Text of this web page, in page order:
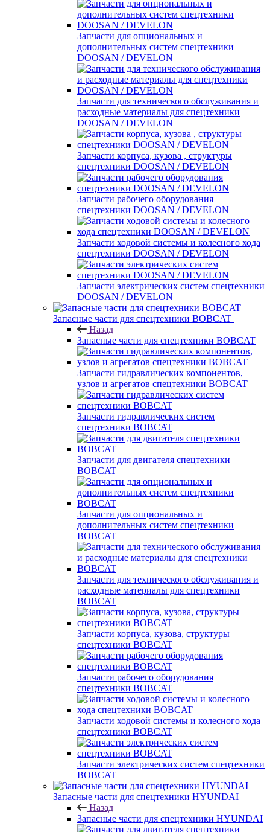
Запчасти для опциональных и
дополнительных систем спецтехники
DOOSAN / DEVELON
Запчасти для технического обслуживания и
расходные материалы для спецтехники
DOOSAN / DEVELON
Запчасти корпуса, кузова , структуры
спецтехники DOOSAN / DEVELON
Запчасти рабочего оборудования
спецтехники DOOSAN / DEVELON
Запчасти ходовой системы и колесного хода
спецтехники DOOSAN / DEVELON
Запчасти электрических систем спецтехники
DOOSAN / DEVELON
Запасные части для спецтехники BOBCAT
Назад
Запасные части для спецтехники BOBCAT
Запчасти гидравлических компонентов,
узлов и агрегатов спецтехники BOBCAT
Запчасти гидравлических систем
спецтехники BOBCAT
Запчасти для двигателя спецтехники
BOBCAT
Запчасти для опциональных и
дополнительных систем спецтехники
BOBCAT
Запчасти для технического обслуживания и
расходные материалы для спецтехники
BOBCAT
Запчасти корпуса, кузова, структуры
спецтехники BOBCAT
Запчасти рабочего оборудования
спецтехники BOBCAT
Запчасти ходовой системы и колесного хода
спецтехники BOBCAT
Запчасти электрических систем спецтехники
BOBCAT
Запасные части для спецтехники HYUNDAI
Назад
Запасные части для спецтехники HYUNDAI